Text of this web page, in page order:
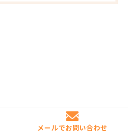
メールでお問い合わせ